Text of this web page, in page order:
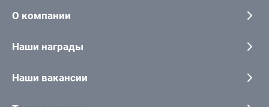
О компании
Наши награды
Наши вакансии